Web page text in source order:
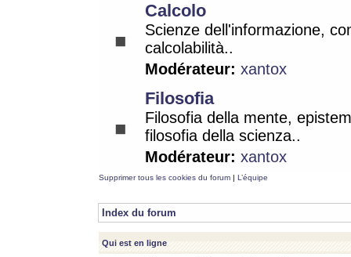
Calcolo
Scienze dell'informazione,
calcolabilità..
Modérateur: xantox
Filosofia
Filosofia della mente,
filosofia della scienza..
Modérateur: xantox
Supprimer tous les cookies du forum | L’équipe
Index du forum
Qui est en ligne